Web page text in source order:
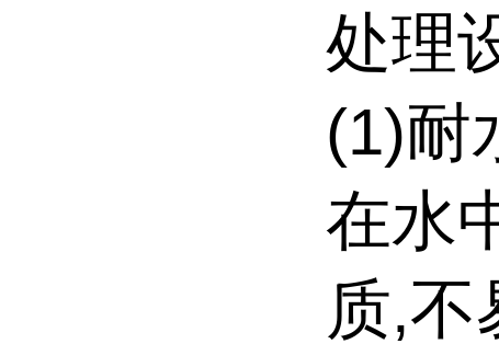
处理
(1)耐
在水
质,